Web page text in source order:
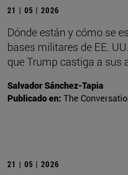
21 | 05 | 2026
Dónde están y cómo se
bases militares de EE.
que Trump castiga a sus
Salvador Sánchez-Tapia
Publicado en: The
21 | 05 | 2026